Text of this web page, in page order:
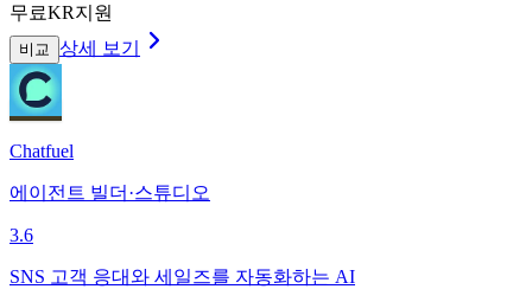
무료KR지원
비교 상세 보기
Chatfuel
에이전트 빌더·스튜디오
3.6
SNS 고객 응대와 세일즈를 자동화하는 AI